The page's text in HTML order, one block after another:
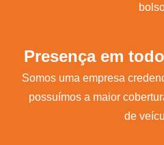
Presença em
Somos uma empresa
possuímos a maior
de